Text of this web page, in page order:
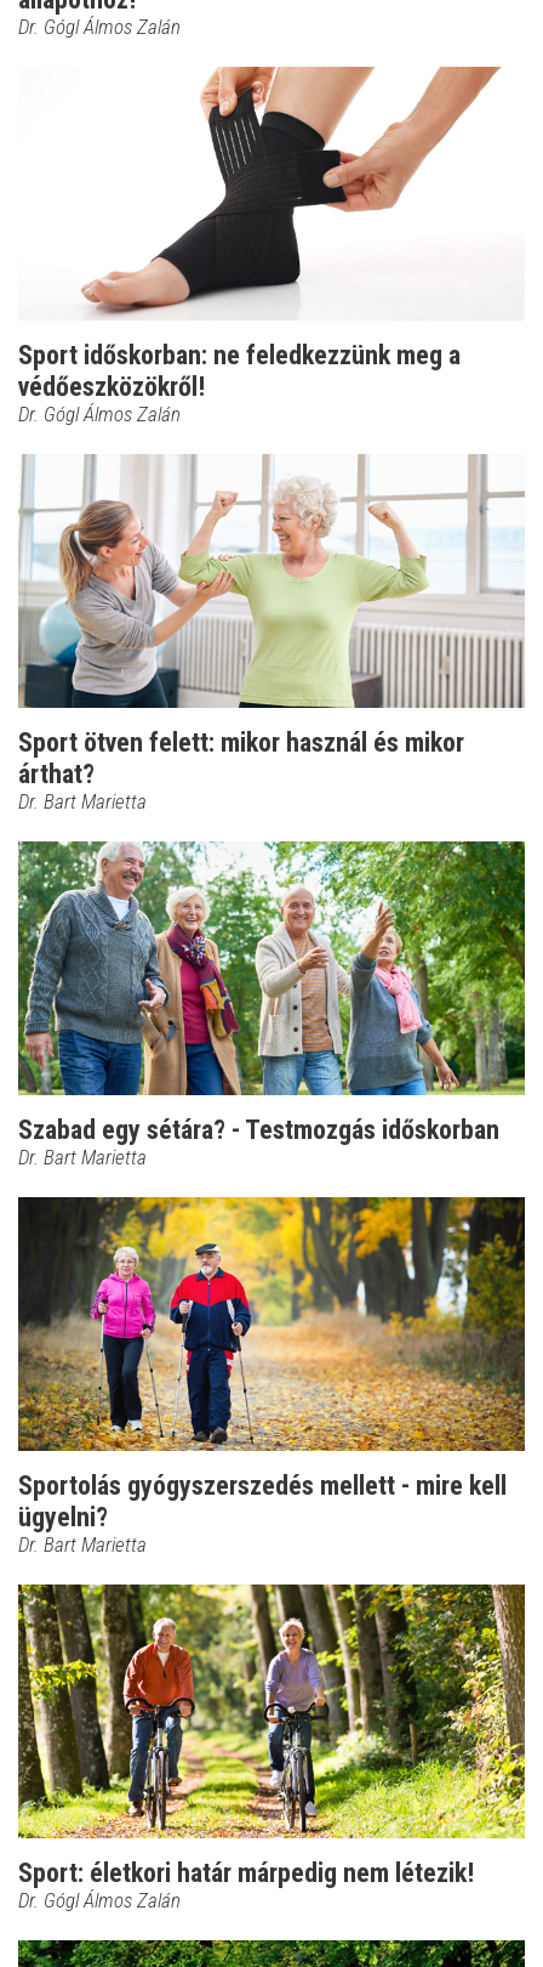
Dr. Gógl Álmos Zalán
Sport időskorban: ne feledkezzünk meg a
védőeszközökről!
Dr. Gógl Álmos Zalán
Sport ötven felett: mikor használ és mikor
árthat?
Dr. Bart Marietta
Szabad egy sétára? - Testmozgás időskorban
Dr. Bart Marietta
Sportolás gyógyszerszedés mellett - mire kell
ügyelni?
Dr. Bart Marietta
Sport: életkori határ márpedig nem létezik!
Dr. Gógl Álmos Zalán